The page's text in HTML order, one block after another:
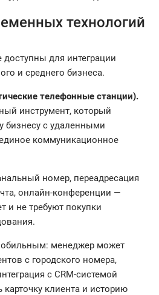
технологий
для интеграции
и среднего бизнеса.
телефонные станции).
инструмент, который
бизнесу с удаленными
коммуникационное
номер, переадресация
онлайн-конференции —
и не требуют покупки
менеджер может
с городского номера,
с CRM-системой
карточку клиента и историю